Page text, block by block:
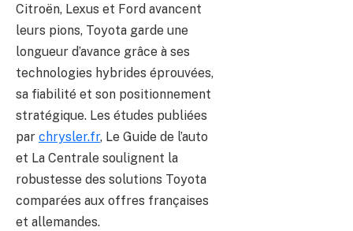
Citroën, Lexus et Ford avancent
leurs pions, Toyota garde une
longueur d’avance grâce à ses
technologies hybrides éprouvées,
sa fiabilité et son positionnement
stratégique. Les études publiées
par chrysler.fr, Le Guide de l’auto
et La Centrale soulignent la
robustesse des solutions Toyota
comparées aux offres françaises
et allemandes.